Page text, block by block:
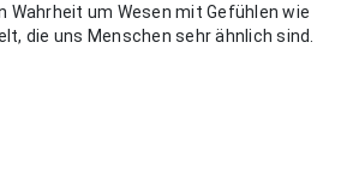
um Wesen mit Gefühlen wie
die uns Menschen sehr ähnlich sind.